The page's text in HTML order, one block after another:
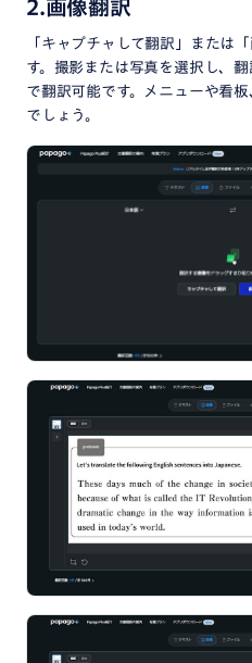
2.画像翻訳
「キャプチャして翻訳」または
す。撮影または写真を選択し、
で翻訳可能です。メニューや看
でしょう。